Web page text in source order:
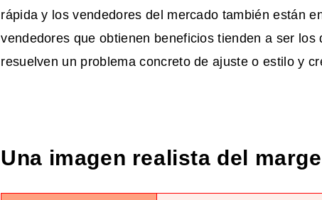
rápida y los vendedores del mercado también están
vendedores que obtienen beneficios tienden a ser
resuelven un problema concreto de ajuste o estilo y
Una imagen realista del